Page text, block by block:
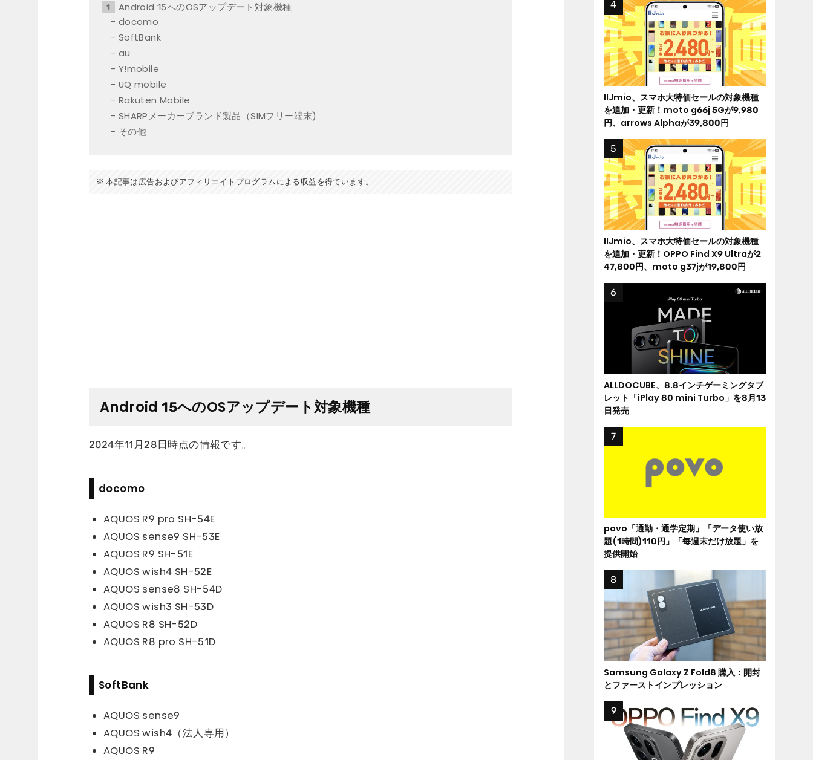
Android 15へのOSアップデート対象機種
docomo
SoftBank
au
Y!mobile
UQ mobile
Rakuten Mobile
SHARPメーカーブランド製品（SIMフリー端末)
その他
本記事は広告およびアフィリエイトプログラムによる収益を得ています。
Android 15へのOSアップデート対象機種
2024年11月28日時点の情報です。
docomo
AQUOS R9 pro SH-54E
AQUOS sense9 SH-53E
AQUOS R9 SH-51E
AQUOS wish4 SH-52E
AQUOS sense8 SH-54D
AQUOS wish3 SH-53D
AQUOS R8 SH-52D
AQUOS R8 pro SH-51D
SoftBank
AQUOS sense9
AQUOS wish4（法人専用）
AQUOS R9
IIJmio、スマホ大特価セールの対象機種
を追加・更新！moto g66j 5Gが9,980
円、arrows Alphaが39,800円
IIJmio、スマホ大特価セールの対象機種
を追加・更新！OPPO Find X9 Ultraが2
47,800円、moto g37jが19,800円
ALLDOCUBE、8.8インチゲーミングタブ
レット「iPlay 80 mini Turbo」を8月13
日発売
povo「通勤・通学定期」「データ使い放
題(1時間)110円」「毎週末だけ放題」を
提供開始
Samsung Galaxy Z Fold8 購入：開封
とファーストインプレッション